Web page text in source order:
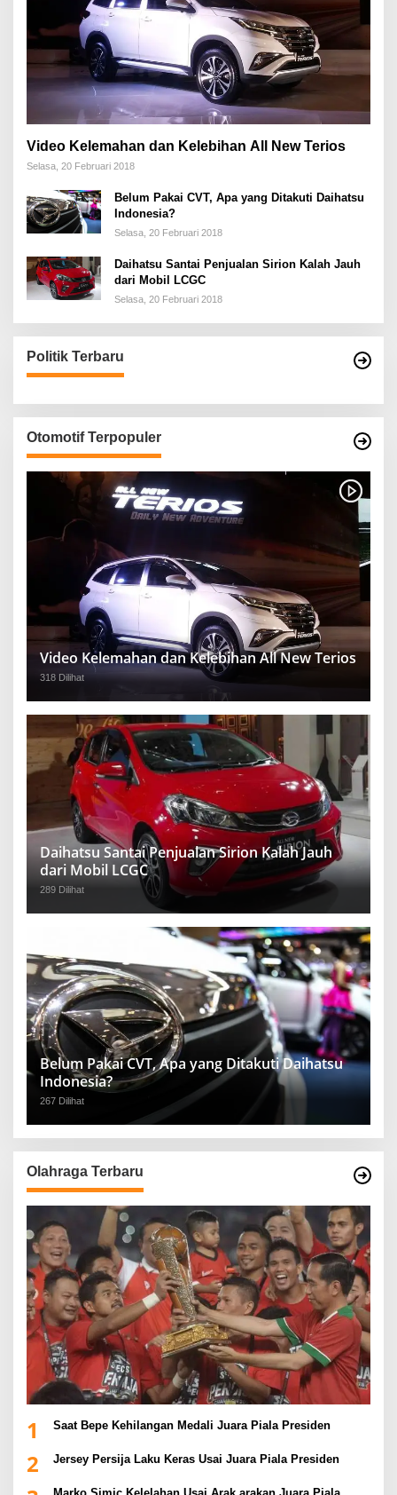
Video Kelemahan dan Kelebihan All New Terios
Selasa, 20 Februari 2018
Belum Pakai CVT, Apa yang Ditakuti Daihatsu
Indonesia?
Selasa, 20 Februari 2018
Daihatsu Santai Penjualan Sirion Kalah Jauh
dari Mobil LCGC
Selasa, 20 Februari 2018
Politik Terbaru
Otomotif Terpopuler
Video Kelemahan dan Kelebihan All New Terios
318 Dilihat
Daihatsu Santai Penjualan Sirion Kalah Jauh
dari Mobil LCGC
289 Dilihat
Belum Pakai CVT, Apa yang Ditakuti Daihatsu
Indonesia?
267 Dilihat
Olahraga Terbaru
1 Saat Bepe Kehilangan Medali Juara Piala Presiden
2 Jersey Persija Laku Keras Usai Juara Piala Presiden